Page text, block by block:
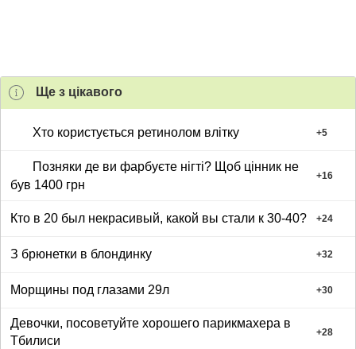
Ще з цiкавого
Хто користується ретинолом влітку +5
Позняки де ви фарбуєте нігті? Щоб цінник не
був 1400 грн
+16
Кто в 20 был некрасивый, какой вы стали к 30-40? +24
З брюнетки в блондинку +32
Морщины под глазами 29л +30
Девочки, посоветуйте хорошего парикмахера в
Тбилиси
+28